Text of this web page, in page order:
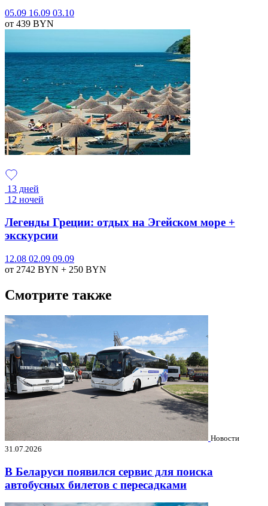
05.09 16.09 03.10
от 439 BYN
13 дней
12 ночей
Легенды Греции: отдых на Эгейском море +
экскурсии
12.08 02.09 09.09
от 2742 BYN + 250 BYN
Смотрите также
Новости
31.07.2026
В Беларуси появился сервис для поиска
автобусных билетов с пересадками